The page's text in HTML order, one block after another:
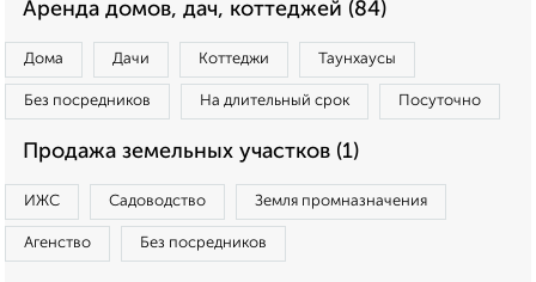
Аренда домов, дач, коттеджей (84)
Дома Дачи Коттеджи Таунхаусы
Без посредников На длительный срок Посуточно
Продажа земельных участков (1)
ИЖС Садоводство Земля промназначения
Агенство Без посредников